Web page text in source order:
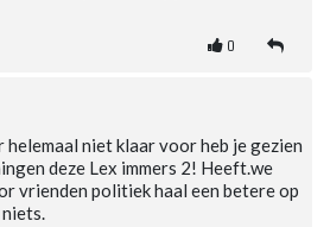
0
helemaal niet klaar voor heb je gezien
deze Lex immers 2! Heeft.we
vrienden politiek haal een betere op